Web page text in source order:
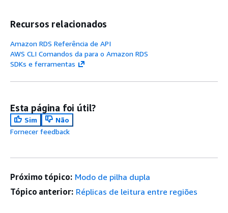
Recursos relacionados
Amazon RDS Referência de API
AWS CLI Comandos da para o Amazon RDS
SDKs e ferramentas
Esta página foi útil?
Sim
Não
Fornecer feedback
Próximo tópico: Modo de pilha dupla
Tópico anterior: Réplicas de leitura entre regiões